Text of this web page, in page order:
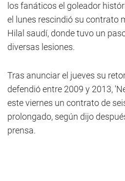
los fanáticos el goleador
el lunes rescindió su contrato
Hilal saudí, donde tuvo un
diversas lesiones.
Tras anunciar el jueves su
defendió entre 2009 y 2013,
este viernes un contrato de
prolongado, según dijo
prensa.